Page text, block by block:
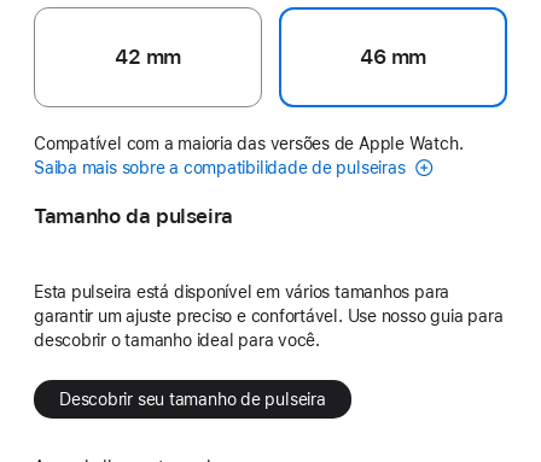
42 mm 46 mm
Compatível com a maioria das versões de Apple Watch.
Saiba mais sobre a compatibilidade de pulseiras
Tamanho da pulseira
Esta pulseira está disponível em vários tamanhos para
garantir um ajuste preciso e confortável. Use nosso guia para
descobrir o tamanho ideal para você.
Descobrir seu tamanho de pulseira